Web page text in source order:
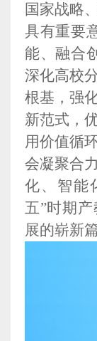
国家战略
具有重要
能、融合
深化高校
根基，强
新范式，
用价值循
会凝聚合
化、智能
五”时期
展的崭新篇